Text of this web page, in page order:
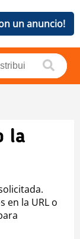
un anuncio!
la
en la URL o